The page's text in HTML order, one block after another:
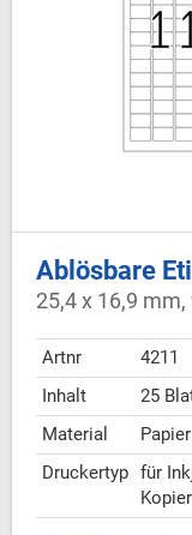
Ablösbare
25,4 x 16,9
Artnr
4211
Inhalt
25
Material
Papier
Druckertyp für